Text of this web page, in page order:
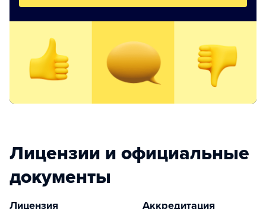
Лицензии и официальные
документы
Лицензия Аккредитация